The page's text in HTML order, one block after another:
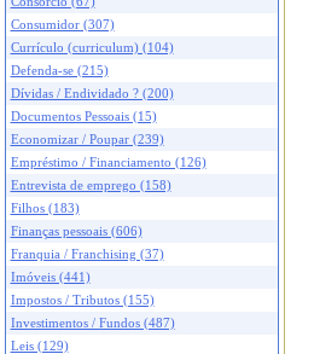
Consumidor (307)
Currículo (curriculum) (104)
Defenda-se (215)
Dívidas / Endividado ? (200)
Documentos Pessoais (15)
Economizar / Poupar (239)
Empréstimo / Financiamento (126)
Entrevista de emprego (158)
Filhos (183)
Finanças pessoais (606)
Franquia / Franchising (37)
Imóveis (441)
Impostos / Tributos (155)
Investimentos / Fundos (487)
Leis (129)